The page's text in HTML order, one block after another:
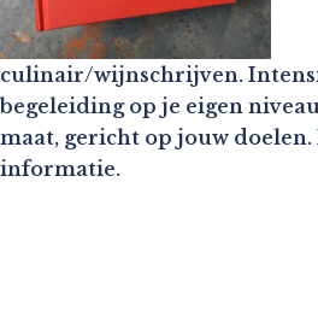
culinair/wijnschrijven.
begeleiding op je eigen
maat, gericht op jouw
informatie.